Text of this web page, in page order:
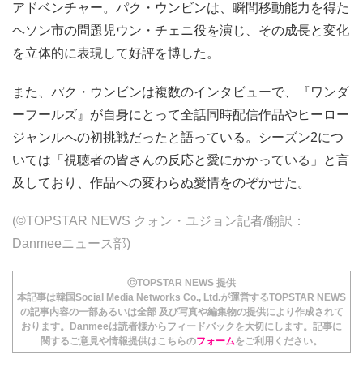
アドベンチャー。パク・ウンビンは、瞬間移動能力を得た
ヘソン市の問題児ウン・チェニ役を演じ、その成長と変化
を立体的に表現して好評を博した。
また、パク・ウンビンは複数のインタビューで、『ワンダ
ーフールズ』が自身にとって全話同時配信作品やヒーロー
ジャンルへの初挑戦だったと語っている。シーズン2につ
いては「視聴者の皆さんの反応と愛にかかっている」と言
及しており、作品への変わらぬ愛情をのぞかせた。
(©TOPSTAR NEWS クォン・ユジョン記者/翻訳：
Danmeeニュース部)
ⓒTOPSTAR NEWS 提供
本記事は韓国Social Media Networks Co., Ltd.が運営するTOPSTAR NEWS
の記事内容の一部あるいは全部 及び写真や編集物の提供により作成されて
おります。Danmeeは読者様からフィードバックを大切にします。記事に
関するご意見や情報提供はこちらのフォームをご利用ください。